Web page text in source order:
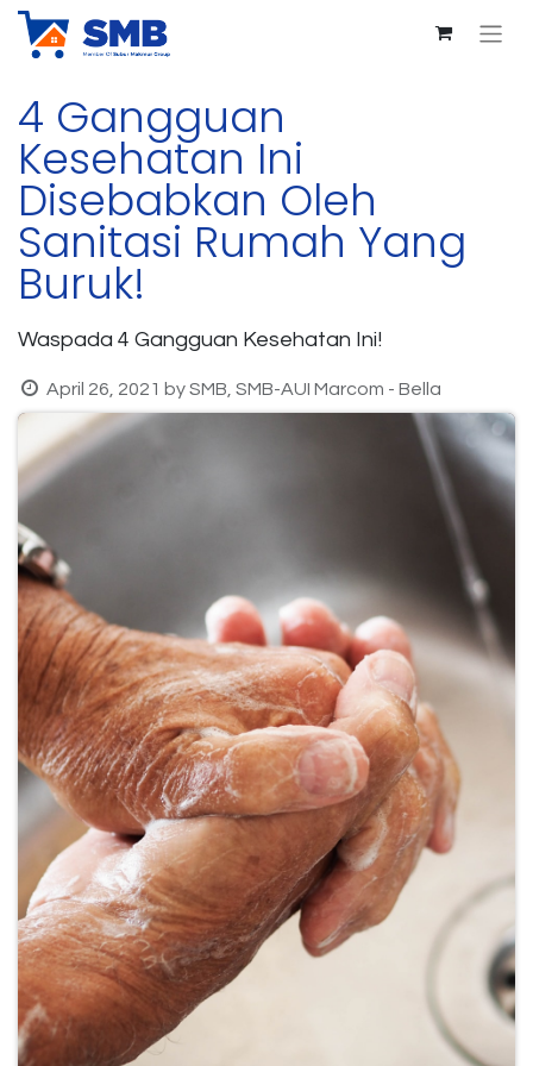
4 Gangguan
Kesehatan Ini
Disebabkan Oleh
Sanitasi Rumah Yang
Buruk!
Waspada 4 Gangguan Kesehatan Ini!
April 26, 2021 bySMB, SMB-AUI Marcom - Bella